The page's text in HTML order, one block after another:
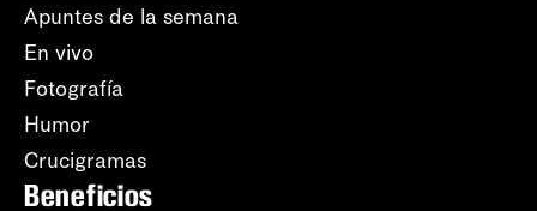
Apuntes de la semana
En vivo
Fotografía
Humor
Crucigramas
Beneficios